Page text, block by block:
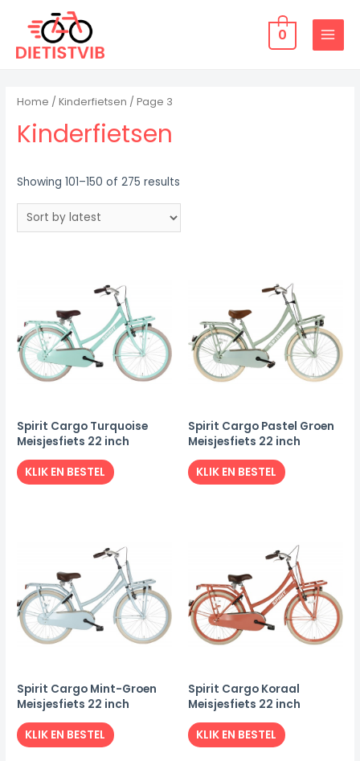
Doorgaan
inhoud
0
MAIN
Home /Kinderfietsen / Page 3
Kinderfietsen
Showing 101–150 of 275 results
Spirit Cargo Turquoise
Meisjesfiets 22 inch
KLIK EN BESTEL
Spirit Cargo Pastel Groen
Meisjesfiets 22 inch
KLIK EN BESTEL
Spirit Cargo Mint-Groen
Meisjesfiets 22 inch
KLIK EN BESTEL
Spirit Cargo Koraal
Meisjesfiets 22 inch
KLIK EN BESTEL